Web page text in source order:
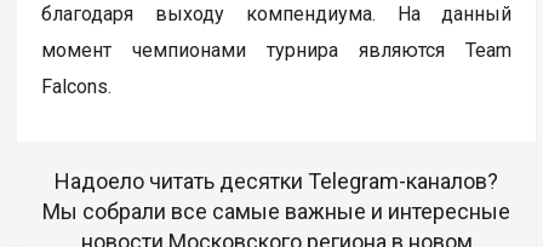
благодаря выходу компендиума. На данный
момент чемпионами турнира являются Team
Falcons.
Надоело читать десятки Telegram-каналов?
Мы собрали все самые важные и интересные
новости Московского региона в новом